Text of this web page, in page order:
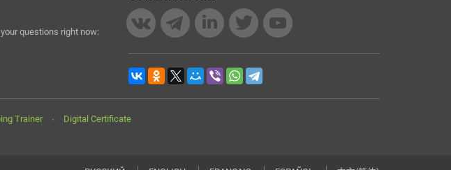
questions right now:
Trainer
Digital Certificate